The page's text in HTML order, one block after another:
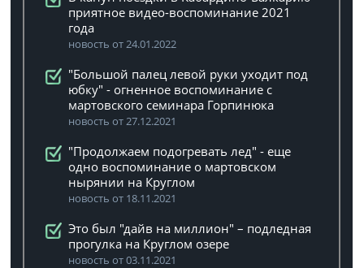
приятное видео-воспоминание 2021
года
новость от 24.01.2022
"Большой палец левой руки уходит под
юбку" - огненное воспоминание с
мартовского семинара Горпинюка
новость от 27.12.2021
"Продолжаем подогревать лед" - еще
одно воспоминание о мартовском
нырянии на Круглом
новость от 18.11.2021
Это был "дайв на миллион" – подледная
прогулка на Круглом озере
новость от 03.11.2021